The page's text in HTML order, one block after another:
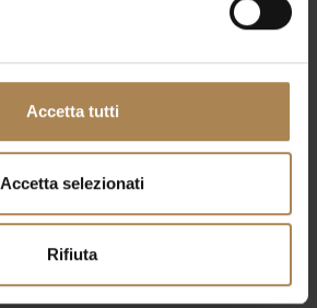
Accetta tutti
Accetta selezionati
Rifiuta
inclusa
ora la tua camera